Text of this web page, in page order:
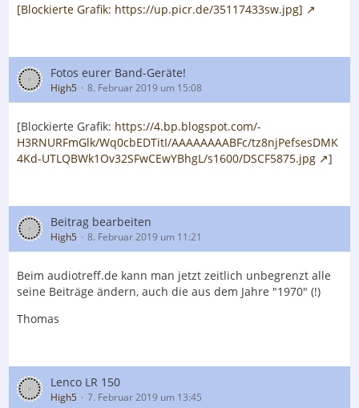
[Blockierte Grafik: https://up.picr.de/35117433sw.jpg]
Fotos eurer Band-Geräte!
High5 8. Februar 2019 um 15:08
[Blockierte Grafik: https://4.bp.blogspot.com/-
H3RNURFmGlk/Wq0cbEDTitI/AAAAAAAABFc/tz8njPefsesDMK
4Kd-UTLQBWk1Ov32SFwCEwYBhgL/s1600/DSCF5875.jpg
]
Beitrag bearbeiten
High5 8. Februar 2019 um 11:21
Beim audiotreff.de kann man jetzt zeitlich unbegrenzt alle
seine Beiträge ändern, auch die aus dem Jahre "1970" (!)
Thomas
Lenco LR 150
High5 7. Februar 2019 um 13:45